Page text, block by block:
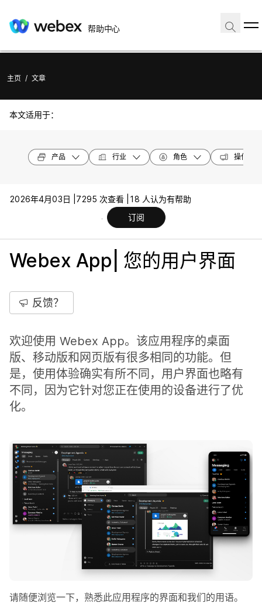
帮助中心
主页 / 文章
本文适用于：
产品 行业 角色 操作系统
2026年4月03日 | 7295 次查看 |
18 人认为有帮助
订阅
Webex App| 您的用户界面
反馈？
欢迎使用 Webex App。该应用程序的桌面
版、移动版和网页版有很多相同的功能。但
是，使用体验确实有所不同，用户界面也略有
不同，因为它针对您正在使用的设备进行了优
化。
请随便浏览一下，熟悉此应用程序的界面和我们的用语。